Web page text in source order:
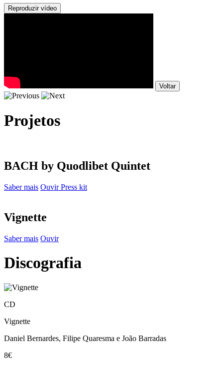
Reproduzir vídeo
Voltar
Projetos
BACH by Quodlibet Quintet
Saber mais OuvirPress kit
Vignette
Saber mais Ouvir
Discografia
CD
Vignette
Daniel Bernardes, Filipe Quaresma e João Barradas
8€